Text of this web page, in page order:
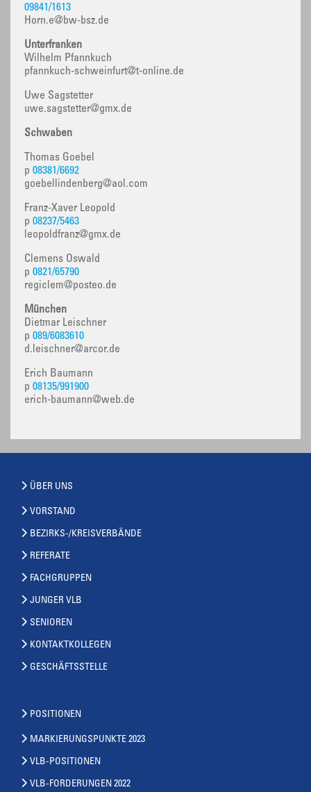
09841/1613
Horn.e@bw-bsz.de
Unterfranken
Wilhelm Pfannkuch
pfannkuch-schweinfurt@t-online.de
Uwe Sagstetter
uwe.sagstetter@gmx.de
Schwaben
Thomas Goebel
p 08381/6692
goebellindenberg@aol.com
Franz-Xaver Leopold
p 08237/5463
leopoldfranz@gmx.de
Clemens Oswald
p 0821/65790
regiclem@posteo.de
München
Dietmar Leischner
p 089/6083610
d.leischner@arcor.de
Erich Baumann
p 08135/991900
erich-baumann@web.de
ÜBER UNS
VORSTAND
BEZIRKS-/KREISVERBÄNDE
REFERATE
FACHGRUPPEN
JUNGER VLB
SENIOREN
KONTAKTKOLLEGEN
GESCHÄFTSSTELLE
POSITIONEN
MARKIERUNGSPUNKTE 2023
VLB-POSITIONEN
VLB-FORDERUNGEN 2022